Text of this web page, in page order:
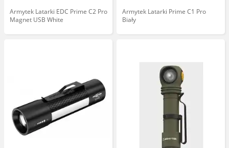
Armytek Latarki EDC Prime C2 Pro
Magnet USB White
Armytek Latarki Prime C1 Pro
Biały